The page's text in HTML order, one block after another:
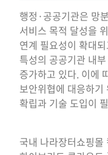
행정·공공기관은 망
서비스 목적 달성을
연계 필요성이 확대
특성의 공공기관 내
증가하고 있다. 이에
보안위협에 대응하기
확립과 기술 도입이
국내 나라장터쇼핑